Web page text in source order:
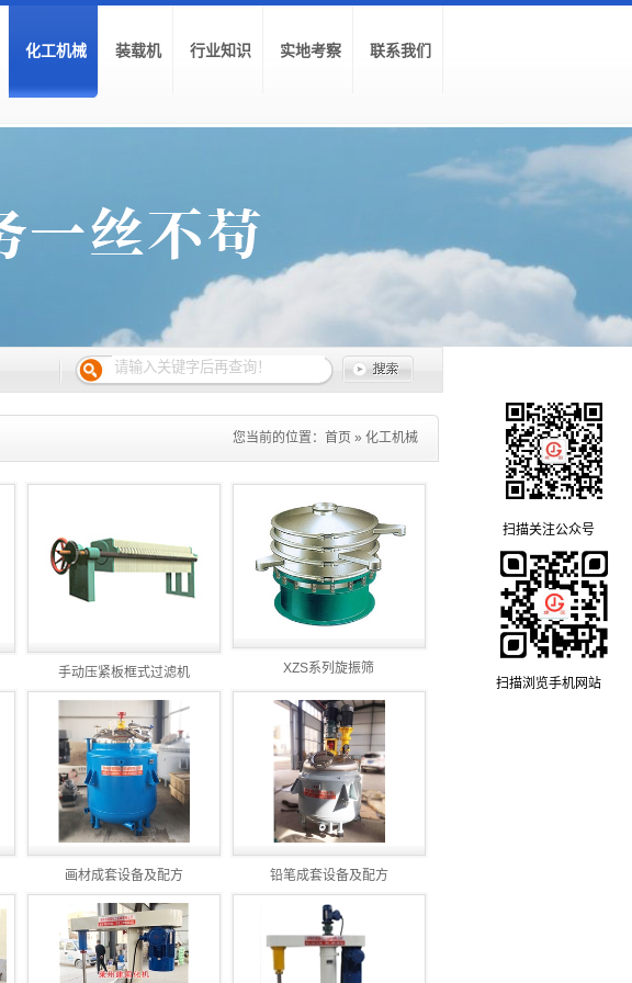
化工机械 装载机 行业知识 实地考察 联系我们
您当前的位置： 首页 » 化工机械
手动压紧板框式过滤机 XZS系列旋振筛
画材成套设备及配方 铅笔成套设备及配方
扫描关注公众号
扫描浏览手机网站